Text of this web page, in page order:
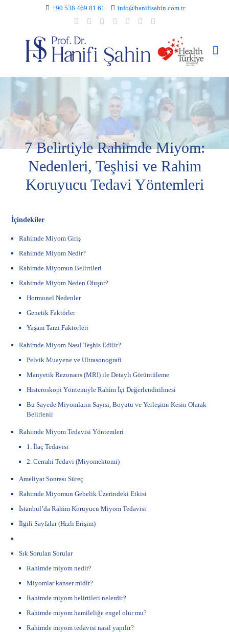
+90 538 469 81 61 info@hanifisahin.com.tr
7 Belirtiyle Rahimde Miyom:
Nedenleri, Teşhisi ve Rahim
Koruyucu Tedavi Yöntemleri
İçindekiler
Rahimde Miyom Giriş
Rahimde Miyom Nedir?
Rahimde Miyomun Belirtileri
Rahimde Miyom Neden Oluşur?
Hormonel Nedenler
Genetik Faktörler
Yaşam Tarzı Faktörleri
Rahimde Miyom Nasıl Teşhis Edilir?
Pelvik Muayene ve Ultrasonografi
Manyetik Rezonans (MRI) ile Detaylı Görüntüleme
Histeroskopi Yöntemiyle Rahim İçi Değerlendirilmesi
Bu Sayede Miyomların Sayısı, Boyutu ve Yerleşimi Kesin Olarak
Belirlenir
Rahimde Miyom Tedavisi Yöntemleri
1. İlaç Tedavisi
2. Cerrahi Tedavi (Miyomektomi)
Ameliyat Sonrası Süreç
Rahimde Miyomun Gebelik Üzerindeki Etkisi
İstanbul’da Rahim Koruyucu Miyom Tedavisi
İlgili Sayfalar (Hızlı Erişim)
Sık Sorulan Sorular
Rahimde miyom nedir?
Miyomlar kanser midir?
Rahimde miyom belirtileri nelerdir?
Rahimde miyom hamileliğe engel olur mu?
Rahimde miyom tedavisi nasıl yapılır?